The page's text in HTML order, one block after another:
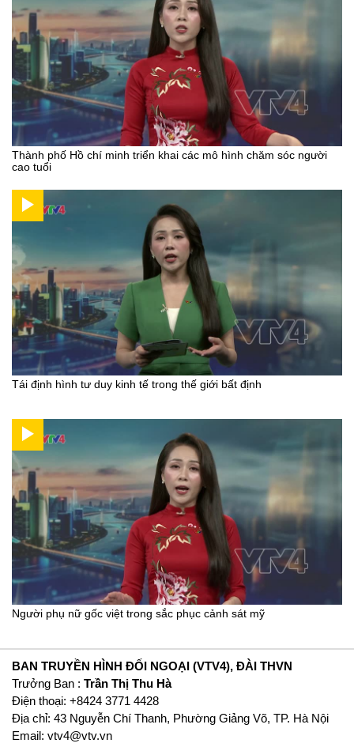
Thành phố Hồ chí minh triển khai các mô hình chăm sóc người
cao tuổi
Tái định hình tư duy kinh tế trong thế giới bất định
Người phụ nữ gốc việt trong sắc phục cảnh sát mỹ
BAN TRUYỀN HÌNH ĐỐI NGOẠI (VTV4), ĐÀI THVN
Trưởng Ban : Trần Thị Thu Hà
Ðiện thoại: +8424 3771 4428
Địa chỉ: 43 Nguyễn Chí Thanh, Phường Giảng Võ, TP. Hà Nội
Email: vtv4@vtv.vn